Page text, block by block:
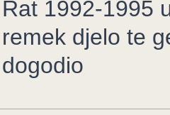
Rat 1992-1995
remek djelo te
dogodio